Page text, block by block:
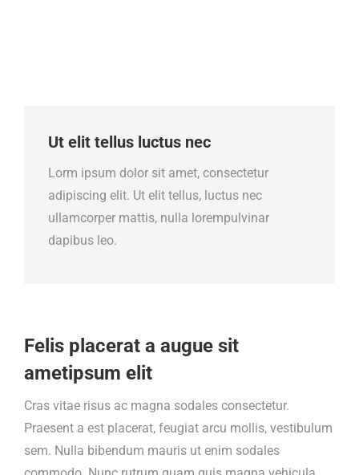
Ut elit tellus luctus nec
Lorm ipsum dolor sit amet, consectetur
adipiscing elit. Ut elit tellus, luctus nec
ullamcorper mattis, nulla lorempulvinar
dapibus leo.
Felis placerat a augue sit
ametipsum elit
Cras vitae risus ac magna sodales consectetur.
Praesent a est placerat, feugiat arcu mollis, vestibulum
sem. Nulla bibendum mauris ut enim sodales